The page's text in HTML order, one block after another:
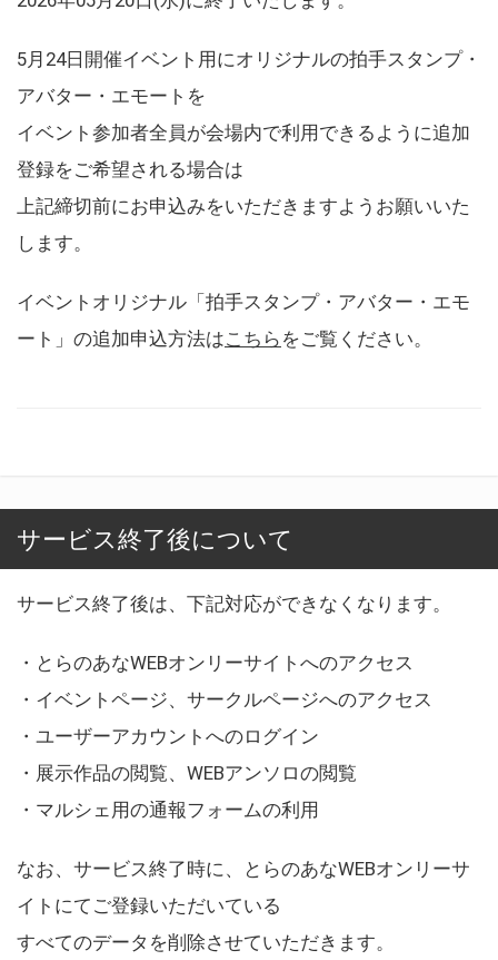
5月24日開催イベント用にオリジナルの拍手スタンプ・
アバター・エモートを
イベント参加者全員が会場内で利用できるように追加
登録をご希望される場合は
上記締切前にお申込みをいただきますようお願いいた
します。
イベントオリジナル「拍手スタンプ・アバター・エモ
ート」の追加申込方法はこちら をご覧ください。
サービス終了後について
サービス終了後は、下記対応ができなくなります。
・とらのあなWEBオンリーサイトへのアクセス
・イベントページ、サークルページへのアクセス
・ユーザーアカウントへのログイン
・展示作品の閲覧、WEBアンソロの閲覧
・マルシェ用の通報フォームの利用
なお、サービス終了時に、とらのあなWEBオンリーサ
イトにてご登録いただいている
すべてのデータを削除させていただきます。